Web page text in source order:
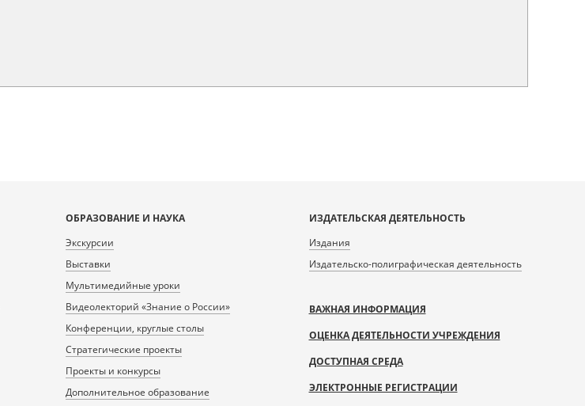
ОБРАЗОВАНИЕ И НАУКА
Экскурсии
Выставки
Мультимедийные уроки
Видеолекторий «Знание о России»
Конференции, круглые столы
Стратегические проекты
Проекты и конкурсы
Дополнительное образование
ИЗДАТЕЛЬСКАЯ ДЕЯТЕЛЬНОСТЬ
Издания
Издательско-полиграфическая деятельность
ВАЖНАЯ ИНФОРМАЦИЯ
ОЦЕНКА ДЕЯТЕЛЬНОСТИ УЧРЕЖДЕНИЯ
ДОСТУПНАЯ СРЕДА
ЭЛЕКТРОННЫЕ РЕГИСТРАЦИИ